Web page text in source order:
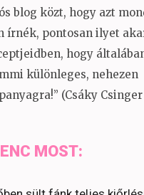
blog közt, hogy azt
írnék, pontosan ilyet
hogy
különleges, nehezen
(Csáky Csinger
MOST: